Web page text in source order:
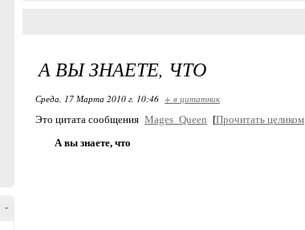
-
А ВЫ ЗНАЕТЕ, ЧТО
Среда, 17 Марта 2010 г. 10:46 + в цитатник
Это цитата сообщения Mages_Queen [Прочитать целиком
А вы знаете, что